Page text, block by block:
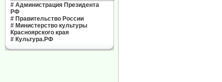
# Администрация Президента
РФ
# Правительство России
# Министерство культуры
Красноярского края
# Культура.РФ